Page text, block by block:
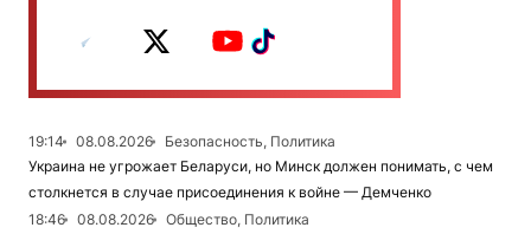
19:14 08.08.2026
Безопасность, Политика
Украина не угрожает Беларуси, но Минск должен понимать, с чем
столкнется в случае присоединения к войне — Демченко
18:46
08.08.2026
Общество, Политика